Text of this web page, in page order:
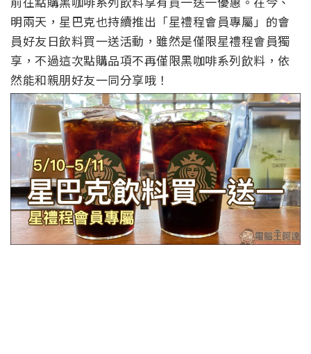
明兩天，星巴克也持續推出「星禮程會員專屬」的會
員好友日飲料買一送活動，雖然是僅限星禮程會員獨
享，不過這次點購品項不再僅限黑咖啡系列飲料，依
然能和親朋好友一同分享哦！